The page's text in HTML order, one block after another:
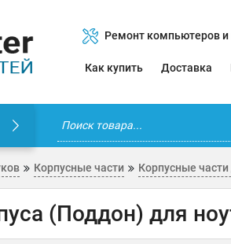
Ремонт компьютеров и
Как купить Доставка
Корпусные части Корпусные
(Поддон) для